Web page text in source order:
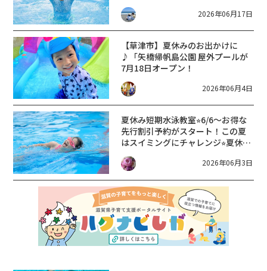
2026年06月17日
【草津市】夏休みのお出かけに
♪「矢橋帰帆島公園 屋外プールが
7月18日オープン！
2026年06月4日
夏休み短期水泳教室⭐︎6/6〜お得な
先行割引予約がスタート！この夏
はスイミングにチャレンジ⭐︎夏休み
水泳教室から継続して入会すると
さらにお得に♪【栗東市】2026年06月3日